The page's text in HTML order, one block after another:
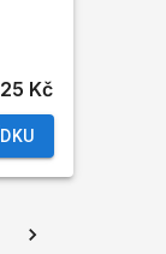
Kč